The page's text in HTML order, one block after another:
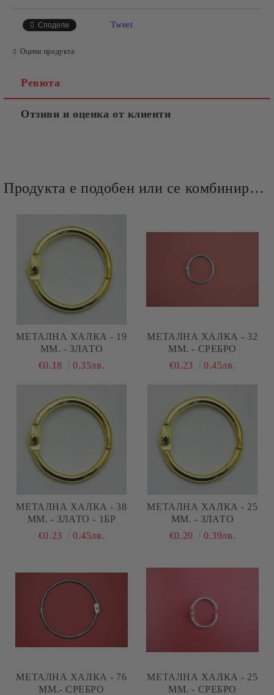
Сподели Tweet
Оцени продукта
Ревюта
Отзиви и оценка от клиенти
Продукта е подобен или се комбинира добре и със следните продукти :
МЕТАЛНА ХАЛКА - 19
ММ. - ЗЛАТО
€0.18
0.35лв.
МЕТАЛНА ХАЛКА - 32
ММ. - СРЕБРО
€0.23
0.45лв.
МЕТАЛНА ХАЛКА - 38
ММ. - ЗЛАТО - 1БР
€0.23
0.45лв.
МЕТАЛНА ХАЛКА - 25
ММ. - ЗЛАТО
€0.20
0.39лв.
МЕТАЛНА ХАЛКА - 76
ММ.- СРЕБРО
МЕТАЛНА ХАЛКА - 25
ММ. - СРЕБРО